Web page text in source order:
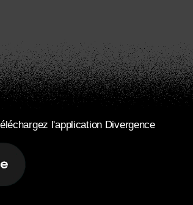
l'application Divergence